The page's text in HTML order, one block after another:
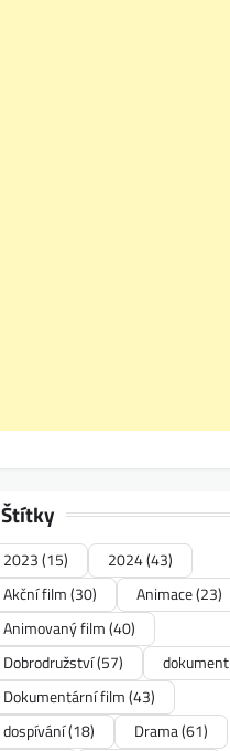
Štítky
2023(15) 2024(43)
Akční film(30) Animace(23)
Animovaný film(40)
Dobrodružství(57) dokument
Dokumentární film(43)
dospívání(18) Drama(61)